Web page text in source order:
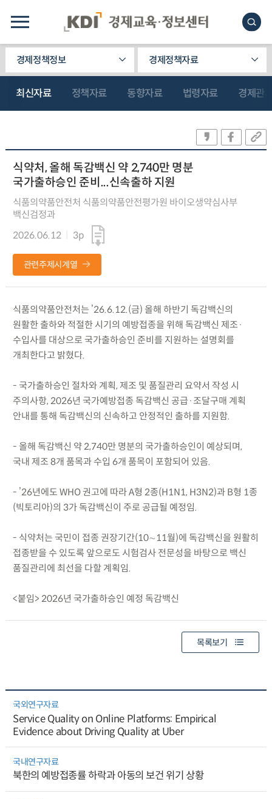
경제정책정보 경제정책자료
최신자료 정책자료 동향자료 법령자료 경제관
식약처, 올해 독감백신 약 2,740만 명분
국가출하승인 준비...신속출하 지원
식품의약품안전처 식품의약품안전평가원 바이오생약심사부
백신검정과
2026.06.12
3p
관련주제시계열
식품의약품안전처는 ’26.6.12.(금) 올해 하반기 독감백신의
원활한 출하와 적절한 시기의 예방접종을 위해 독감백신 제조·
수입사를 대상으로 국가출하승인 준비를 지원하는 설명회를
개최한다고 밝혔다.
- 국가출하승인 절차와 계획, 제조 및 품질관리 요약서 작성 시
주의사항, 2026년 국가예방접종 독감백신 공급·조달구매 계획
안내를 통해 독감백신의 신속하고 안정적인 출하를 지원함.
- 올해 독감백신 약 2,740만 명분의 국가출하승인이 예상되며,
국내 제조 8개 품목과 수입 6개 품목이 포함되어 있음.
- ’26년에도 WHO 권고에 따라 A형 2종(H1N1, H3N2)과 B형 1종
(빅토리아)의 3가 독감백신이 주로 공급될 예정임.
- 식약처는 국민이 접종 권장기간(10∼11월)에 독감백신을 원활히
접종받을 수 있도록 앞으로도 시험검사 전문성을 바탕으로 백신
품질관리에 최선을 다할 계획임.
<붙임> 2026년 국가출하승인 예정 독감백신
목록보기
국외연구자료
Service Quality on Online Platforms: Empirical
Evidence about Driving Quality at Uber
국내연구자료
북한의 예방접종률 하락과 아동의 보건 위기 상황